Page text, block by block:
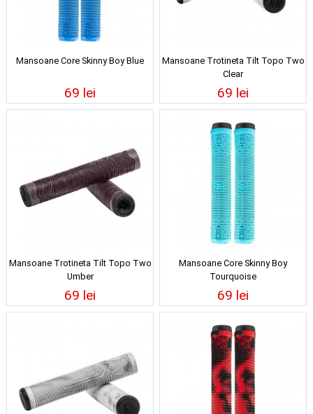
Mansoane Core Skinny Boy Blue
69 lei
Mansoane Trotineta Tilt Topo Two
Clear
69 lei
Mansoane Trotineta Tilt Topo Two
Umber
69 lei
Mansoane Core Skinny Boy
Tourquoise
69 lei